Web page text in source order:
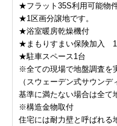
★フラット35S利用可能物
★1区画分譲地です。
★浴室暖房乾燥機付
★まもりすまい保険加入
★駐車スペース1台
※全ての現場で地盤調査を
（スウェーデン式サウンデ
基準に満たない場合は全て
※構造金物取付
住宅には耐力壁と呼ばれる